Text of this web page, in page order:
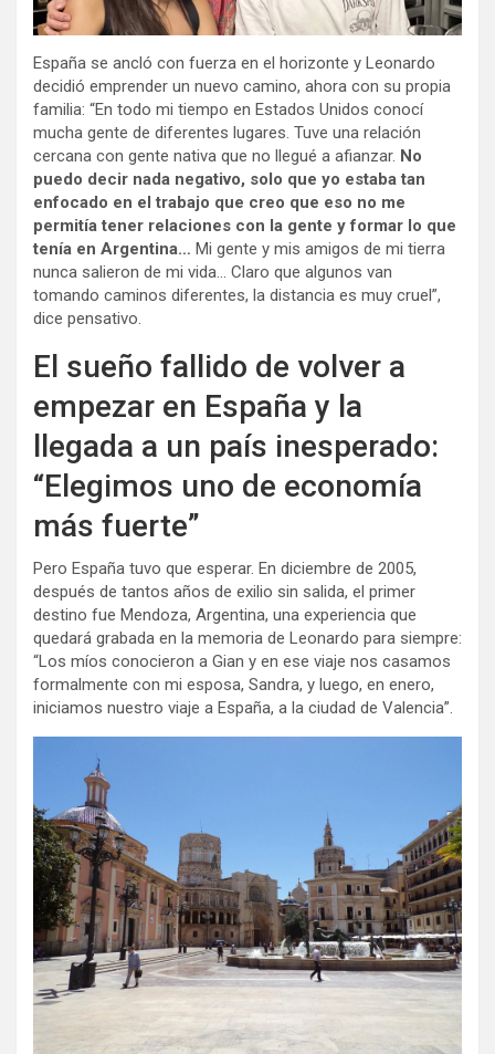
España se ancló con fuerza en el horizonte y Leonardo
decidió emprender un nuevo camino, ahora con su propia
familia: “En todo mi tiempo en Estados Unidos conocí
mucha gente de diferentes lugares. Tuve una relación
cercana con gente nativa que no llegué a afianzar. No
puedo decir nada negativo, solo que yo estaba tan
enfocado en el trabajo que creo que eso no me
permitía tener relaciones con la gente y formar lo que
tenía en Argentina… Mi gente y mis amigos de mi tierra
nunca salieron de mi vida… Claro que algunos van
tomando caminos diferentes, la distancia es muy cruel”,
dice pensativo.
El sueño fallido de volver a
empezar en España y la
llegada a un país inesperado:
“Elegimos uno de economía
más fuerte”
Pero España tuvo que esperar. En diciembre de 2005,
después de tantos años de exilio sin salida, el primer
destino fue Mendoza, Argentina, una experiencia que
quedará grabada en la memoria de Leonardo para siempre:
“Los míos conocieron a Gian y en ese viaje nos casamos
formalmente con mi esposa, Sandra, y luego, en enero,
iniciamos nuestro viaje a España, a la ciudad de Valencia”.